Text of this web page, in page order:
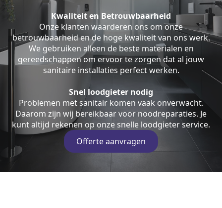
Kwaliteit en Betrouwbaarheid
Onze klanten waarderen ons om onze
betrouwbaarheid en de hoge kwaliteit van ons werk.
We gebruiken alleen de beste materialen en
gereedschappen om ervoor te zorgen dat al jouw
sanitaire installaties perfect werken.
Snel loodgieter nodig
Problemen met sanitair komen vaak onverwacht.
Daarom zijn wij bereikbaar voor noodreparaties. Je
kunt altijd rekenen op onze snelle loodgieter service.
Offerte aanvragen